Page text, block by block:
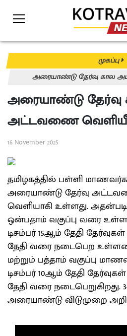
முகப்பு
அரையாண்டு தேர்வு கால
அரையாண்டு தேர்வு
அட்டவணை
16 November 2025
தமிழகத்தில் பள்ளி
அரையாண்டு தேர்வு
வெளியாகி உள்ளது.
ஒன்பதாம் வகுப்பு வரை
டிசம்பர் 15ஆம் தேதி
தேதி வரை நடைபெற
மற்றும் பத்தாம் வகுப்பு
டிசம்பர் 10ஆம் தேதி
தேதி வரை நடைபெறுகிறது.
அரையாண்டு விடுமுறை